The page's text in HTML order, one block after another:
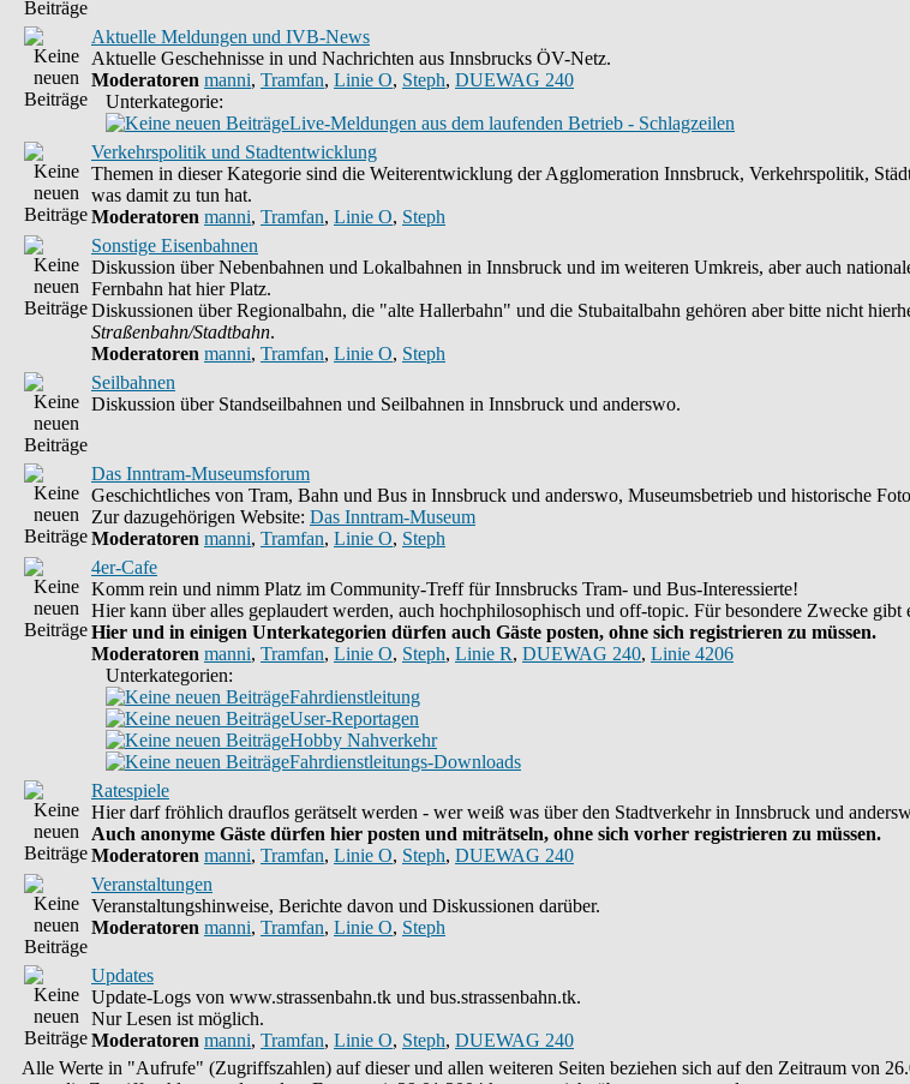
Aktuelle Meldungen und IVB-News
Aktuelle Geschehnisse in und Nachrichten aus Innsbrucks ÖV-Netz.
Moderatoren manni, Tramfan, Linie O, Steph, DUEWAG 240
Unterkategorie:
Live-Meldungen aus dem laufenden Betrieb - Schlagzeilen
Verkehrspolitik und Stadtentwicklung
Themen in dieser Kategorie sind die Weiterentwicklung der Agglomeration Innsbruck, Verkehrspolitik,
was damit zu tun hat.
Moderatoren manni, Tramfan, Linie O, Steph
Sonstige Eisenbahnen
Diskussion über Nebenbahnen und Lokalbahnen in Innsbruck und im weiteren Umkreis, aber auch
Fernbahn hat hier Platz.
Diskussionen über Regionalbahn, die "alte Hallerbahn" und die Stubaitalbahn gehören aber bitte nicht
Straßenbahn/Stadtbahn.
Moderatoren manni, Tramfan, Linie O, Steph
Seilbahnen
Diskussion über Standseilbahnen und Seilbahnen in Innsbruck und anderswo.
Das Inntram-Museumsforum
Geschichtliches von Tram, Bahn und Bus in Innsbruck und anderswo, Museumsbetrieb und historische
Zur dazugehörigen Website: Das Inntram-Museum
Moderatoren manni, Tramfan, Linie O, Steph
4er-Cafe
Komm rein und nimm Platz im Community-Treff für Innsbrucks Tram- und Bus-Interessierte!
Hier kann über alles geplaudert werden, auch hochphilosophisch und off-topic. Für besondere Zwecke gibt
Hier und in einigen Unterkategorien dürfen auch Gäste posten, ohne sich registrieren zu müssen.
Moderatoren manni, Tramfan, Linie O, Steph, Linie R, DUEWAG 240, Linie 4206
Unterkategorien:
Fahrdienstleitung
User-Reportagen
Hobby Nahverkehr
Fahrdienstleitungs-Downloads
Ratespiele
Hier darf fröhlich drauflos gerätselt werden - wer weiß was über den Stadtverkehr in Innsbruck und
Auch anonyme Gäste dürfen hier posten und miträtseln, ohne sich vorher registrieren zu müssen.
Moderatoren manni, Tramfan, Linie O, Steph, DUEWAG 240
Veranstaltungen
Veranstaltungshinweise, Berichte davon und Diskussionen darüber.
Moderatoren manni, Tramfan, Linie O, Steph
Updates
Update-Logs von www.strassenbahn.tk und bus.strassenbahn.tk.
Nur Lesen ist möglich.
Moderatoren manni, Tramfan, Linie O, Steph, DUEWAG 240
Alle Werte in "Aufrufe" (Zugriffszahlen) auf dieser und allen weiteren Seiten beziehen sich auf den Zeitraum von